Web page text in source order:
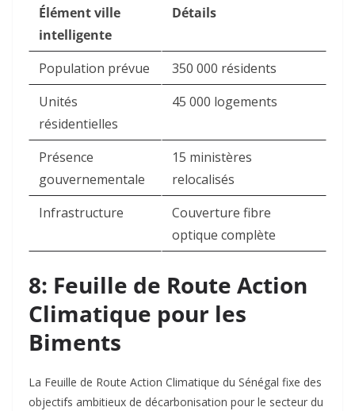
Élément ville
intelligente
Détails
Population prévue
350 000 résidents
Unités
résidentielles
45 000 logements
Présence
gouvernementale
15 ministères
relocalisés
Infrastructure
Couverture fibre
optique complète
8: Feuille de Route Action
Climatique pour les
Biments
La Feuille de Route Action Climatique du Sénégal fixe des
objectifs ambitieux de décarbonisation pour le secteur du